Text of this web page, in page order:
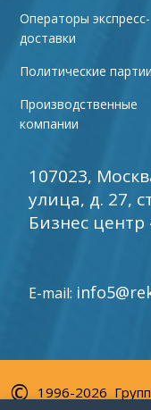
Операторы экспресс-
доставки
Политические партии
Производственные
компании
107023,
улица, д. 27,
Бизнес
E-mail:
© 1996-2026